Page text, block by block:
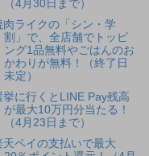
（4月30日まで）
肉ライクの「シン・学
割」で、全店舗でトッピ
ング1品無料やごはんのお
かわりが無料！（終了日
未定）
挙に行くとLINE Pay残高
が最大10万円分当たる！
（4月23日まで）
天ペイの支払いで最大